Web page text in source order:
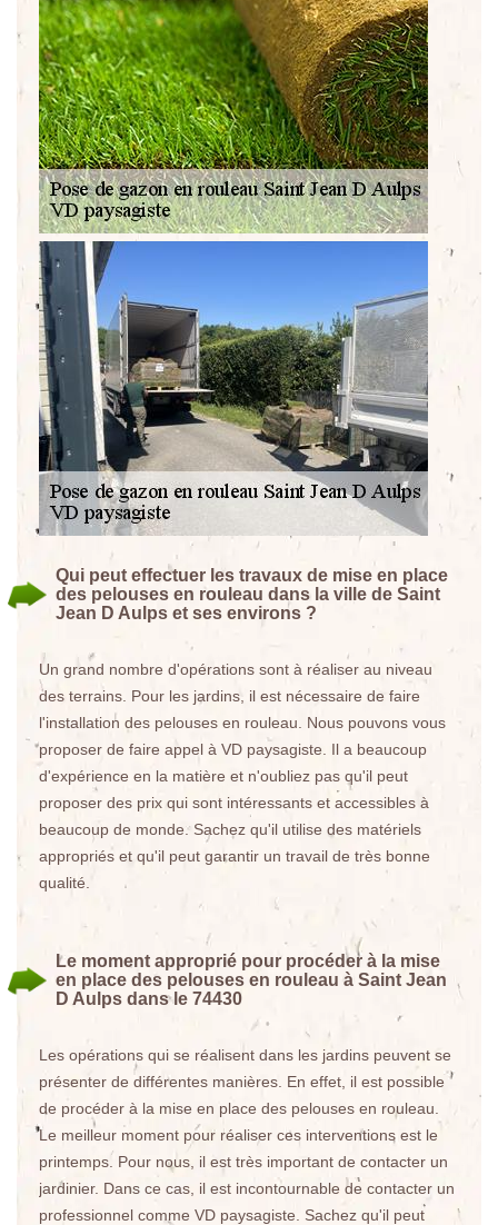
Qui peut effectuer les travaux de mise en place
des pelouses en rouleau dans la ville de Saint
Jean D Aulps et ses environs ?
Un grand nombre d'opérations sont à réaliser au niveau
des terrains. Pour les jardins, il est nécessaire de faire
l'installation des pelouses en rouleau. Nous pouvons vous
proposer de faire appel à VD paysagiste. Il a beaucoup
d'expérience en la matière et n'oubliez pas qu'il peut
proposer des prix qui sont intéressants et accessibles à
beaucoup de monde. Sachez qu'il utilise des matériels
appropriés et qu'il peut garantir un travail de très bonne
qualité.
Le moment approprié pour procéder à la mise
en place des pelouses en rouleau à Saint Jean
D Aulps dans le 74430
Les opérations qui se réalisent dans les jardins peuvent se
présenter de différentes manières. En effet, il est possible
de procéder à la mise en place des pelouses en rouleau.
Le meilleur moment pour réaliser ces interventions est le
printemps. Pour nous, il est très important de contacter un
jardinier. Dans ce cas, il est incontournable de contacter un
professionnel comme VD paysagiste. Sachez qu'il peut